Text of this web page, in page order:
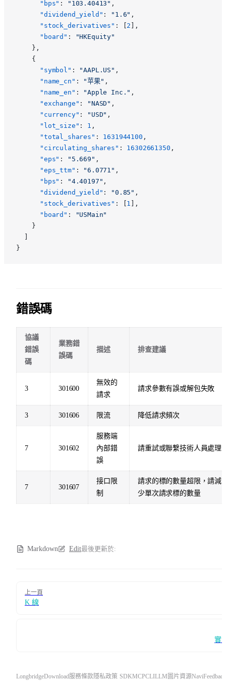
      "bps"
: "103.40413" ,
      "dividend_yield"
: "1.6" ,
      "stock_derivatives"
: [2 ],
      "board"
:
"HKEquity"
    },
    {
      "symbol"
: "AAPL.US" ,
      "name_cn"
: "苹果" ,
      "name_en"
: "Apple Inc." ,
      "exchange"
: "NASD" ,
      "currency"
: "USD" ,
      "lot_size"
: 1 ,
      "total_shares"
: 1631944100 ,
      "circulating_shares"
: 16302661350 ,
      "eps"
: "5.669" ,
      "eps_ttm"
: "6.0771" ,
      "bps"
: "4.40197" ,
      "dividend_yield"
: "0.85" ,
      "stock_derivatives"
: [1 ],
      "board"
:
"USMain"
    }
  ]
}
錯誤碼
協議
錯誤
碼
業務錯
誤碼
描述 排查建議
3 301600
無效的
請求
請求參數有誤或解包失敗
3 301606 限流 降低請求頻次
7 301602
服務端
內部錯
誤
請重試或聯繫技術人員處理
7 301607
接口限
制
請求的標的數量超限，請減
少單次請求標的數量
Markdown Edit最後更新於:
上一頁
K 線
實
LongbridgeDownload 服務條款隱私政策 SDKMCPCLILLM 圖片資源NaviFeedback